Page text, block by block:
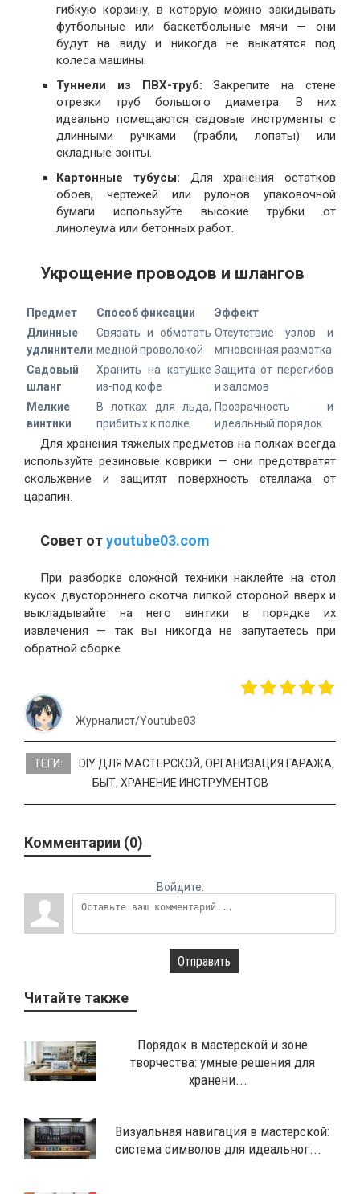
гибкую корзину, в которую можно закидывать
футбольные или баскетбольные мячи — они
будут на виду и никогда не выкатятся под
колеса машины.
Туннели из ПВХ-труб: Закрепите на стене
отрезки труб большого диаметра. В них
идеально помещаются садовые инструменты с
длинными ручками (грабли, лопаты) или
складные зонты.
Картонные тубусы: Для хранения остатков
обоев, чертежей или рулонов упаковочной
бумаги используйте высокие трубки от
линолеума или бетонных работ.
Укрощение проводов и шлангов
Предмет Способ фиксации
Эффект
Длинные
удлинители
Связать и обмотать
медной проволокой
Отсутствие узлов и
мгновенная размотка
Садовый
шланг
Хранить на катушке
из-под кофе
Защита от перегибов
и заломов
Мелкие
винтики
В лотках для льда,
прибитых к полке
Прозрачность и
идеальный порядок
Для хранения тяжелых предметов на полках всегда
используйте резиновые коврики — они предотвратят
скольжение и защитят поверхность стеллажа от
царапин.
Совет отyoutube03.com
При разборке сложной техники наклейте на стол
кусок двустороннего скотча липкой стороной вверх и
выкладывайте на него винтики в порядке их
извлечения — так вы никогда не запутаетесь при
обратной сборке.
Журналист/Youtube03
ТЕГИ: DIY ДЛЯ МАСТЕРСКОЙ, ОРГАНИЗАЦИЯ ГАРАЖА,
БЫТ, ХРАНЕНИЕ ИНСТРУМЕНТОВ
Комментарии (0)
Войдите:
Отправить
Читайте также
Порядок в мастерской и зоне
творчества: умные решения для
хранени...
Визуальная навигация в мастерской:
система символов для идеальног...